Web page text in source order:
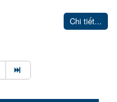
Chi tiết...